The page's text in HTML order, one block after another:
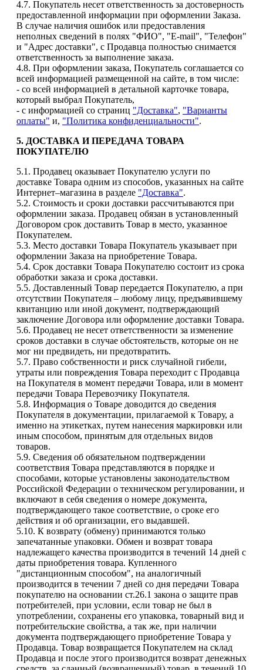
4.7. Покупатель несет ответственность за достоверность
предоставленной информации при оформлении Заказа.
В случае наличия ошибок или предоставления
неполных сведений в полях "ФИО", "E-mail", "Телефон"
и "Адрес доставки", с Продавца полностью снимается
ответственность за выполнение заказа.
4.8. При оформлении заказа, Покупатель соглашается со
всей информацией размещенной на сайте, в том числе:
- со всей информацией в детальной карточке товара,
который выбрал Покупатель,
- с информацией со страниц "Доставка", "Варианты
оплаты" и, "Политика конфиденциальности".
5. ДОСТАВКА И ПЕРЕДАЧА ТОВАРА
ПОКУПАТЕЛЮ
5.1. Продавец оказывает Покупателю услуги по
доставке Товара одним из способов, указанных на сайте
Интернет–магазина в разделе "Доставка".
5.2. Стоимость и сроки доставки рассчитываются при
оформлении заказа. Продавец обязан в установленный
Договором срок доставить Товар в место, указанное
Покупателем.
5.3. Место доставки Товара Покупатель указывает при
оформлении Заказа на приобретение Товара.
5.4. Срок доставки Товара Покупателю состоит из срока
обработки заказа и срока доставки.
5.5. Доставленный Товар передается Покупателю, а при
отсутствии Покупателя – любому лицу, предъявившему
квитанцию или иной документ, подтверждающий
заключение Договора или оформление доставки Товара.
5.6. Продавец не несет ответственности за изменение
сроков доставки в случае обстоятельств, которые он не
мог ни предвидеть, ни предотвратить.
5.7. Право собственности и риск случайной гибели,
утраты или повреждения Товара переходит с Продавца
на Покупателя в момент передачи Товара, или в момент
передачи Товара Перевозчику Покупателя.
5.8. Информация о Товаре доводится до сведения
Покупателя в документации, прилагаемой к Товару, а
именно на этикетках, путем нанесения маркировки или
иным способом, принятым для отдельных видов
товаров.
5.9. Сведения об обязательном подтверждении
соответствия Товара представляются в порядке и
способами, которые установлены законодательством
Российской Федерации о техническом регулировании, и
включают в себя сведения о номере документа,
подтверждающего такое соответствие, о сроке его
действия и об организации, его выдавшей.
5.10. К возврату (обмену) принимаются только
запечатанные упаковки. Обмен и возврат товара
надлежащего качества производится в течений 14 дней с
даты приобретения товара. Купленного
"дистанционным способом", на аналогичный
производится в течении 7 дней со дня передачи Товара
покупателю на основании ст.26.1 закона о защите прав
потребителей, при условии, если товар не был в
употреблении, сохранены его упаковка, товарный вид и
потребительские свойства, а так же, при наличии
документа подтверждающего приобретение Товара у
Продавца. Товар возвращается Покупателем на склад
Продавца и после этого производится возврат денежных